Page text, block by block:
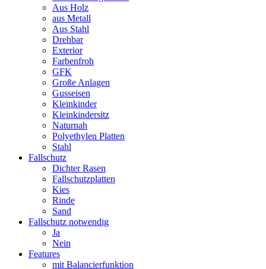
Aus Holz
aus Metall
Aus Stahl
Drehbar
Exterior
Farbenfroh
GFK
Große Anlagen
Gusseisen
Kleinkinder
Kleinkindersitz
Naturnah
Polyethylen Platten
Stahl
Fallschutz
Dichter Rasen
Fallschutzplatten
Kies
Rinde
Sand
Fallschutz notwendig
Ja
Nein
Features
mit Balancierfunktion